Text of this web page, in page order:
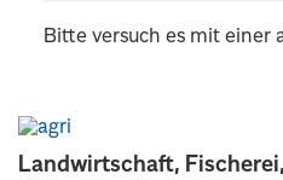
Landwirtschaft,
Bitte versuch es mit einer